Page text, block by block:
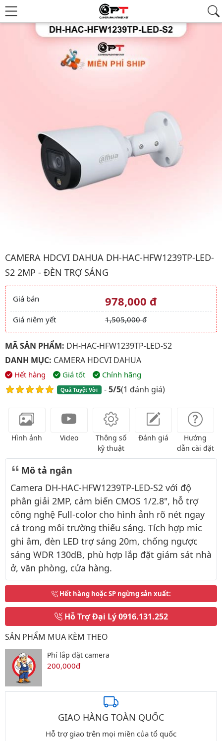
CAMERA HDCVI DAHUA DH-HAC-HFW1239TP-LED-
S2 2MP - ĐÈN TRỢ SÁNG
Giá và khuyến mãi
Giá bán 978,000 đ
Giá niêm yết 1,505,000 đ
MÃ SẢN PHẨM: DH-HAC-HFW1239TP-LED-S2
DANH MỤC: CAMERA HDCVI DAHUA
Hết hàng Giá tốt Chính hãng
Quá Tuyệt Vời -5/5(1 đánh giá)
Hình ảnh Video
Thông số
kỹ thuật
Đánh giá
Hướng
dẫn cài đặt
Mô tả ngắn
Camera DH-HAC-HFW1239TP-LED-S2 với độ
phân giải 2MP, cảm biến CMOS 1/2.8", hỗ trợ
công nghệ Full-color cho hình ảnh rõ nét ngay
cả trong môi trường thiếu sáng. Tích hợp mic
ghi âm, đèn LED trợ sáng 20m, chống ngược
sáng WDR 130dB, phù hợp lắp đặt giám sát nhà
ở, văn phòng, cửa hàng.
Hết hàng hoặc SP ngừng sản xuất:
Hỗ Trợ Đại Lý0916.131.252
SẢN PHẨM MUA KÈM THEO
Phí lắp đặt camera
200,000đ
GIAO HÀNG TOÀN QUỐC
Hỗ trợ giao trên mọi miền của tổ quốc